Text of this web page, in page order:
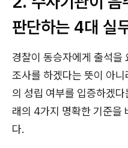
판단하는 4대 실
경찰이 동승자에게 출석을
조사를 하겠다는 뜻이 아
의 성립 여부를 입증하겠
래의 4가지 명확한 기준을
다.